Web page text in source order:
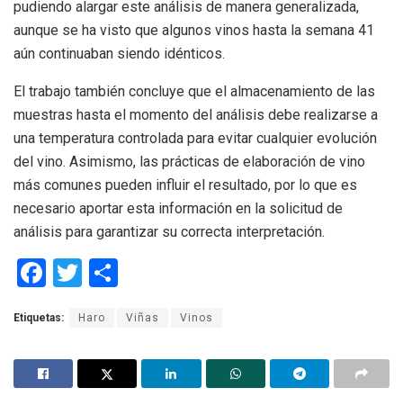
pudiendo alargar este análisis de manera generalizada,
aunque se ha visto que algunos vinos hasta la semana 41
aún continuaban siendo idénticos.
El trabajo también concluye que el almacenamiento de las
muestras hasta el momento del análisis debe realizarse a
una temperatura controlada para evitar cualquier evolución
del vino. Asimismo, las prácticas de elaboración de vino
más comunes pueden influir el resultado, por lo que es
necesario aportar esta información en la solicitud de
análisis para garantizar su correcta interpretación.
F
ce
b
o
T
tt
er
m
p
ar
Etiquetas: Haro Viñas Vinos